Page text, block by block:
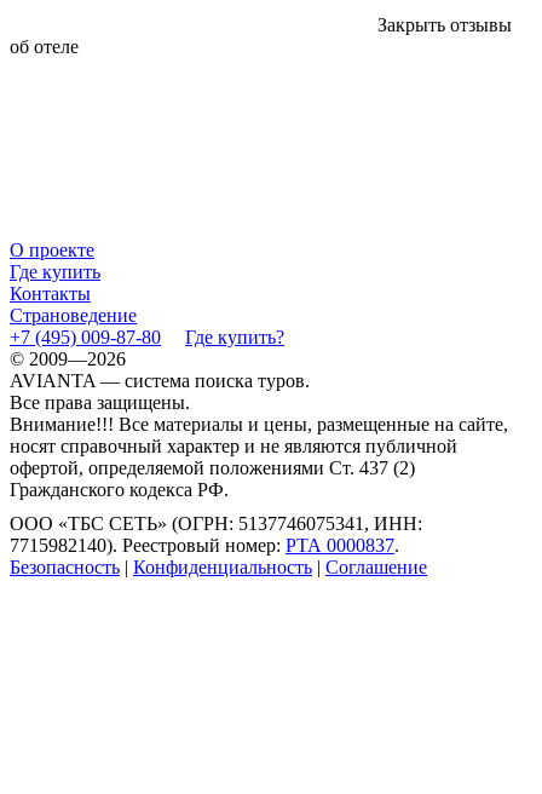
Закрыть отзывы
об отеле
О проекте
Где купить
Контакты
Страноведение
+7 (495) 009-87-80
Где купить?
© 2009—2026
AVIANTA — система поиска туров.
Все права защищены.
Внимание!!! Все материалы и цены, размещенные на сайте,
носят справочный характер и не являются публичной
офертой, определяемой положениями Ст. 437 (2)
Гражданского кодекса РФ.
ООО «ТБС СЕТЬ» (ОГРН: 5137746075341, ИНН:
7715982140). Реестровый номер: РТА 0000837.
Безопасность | Конфиденциальность | Соглашение